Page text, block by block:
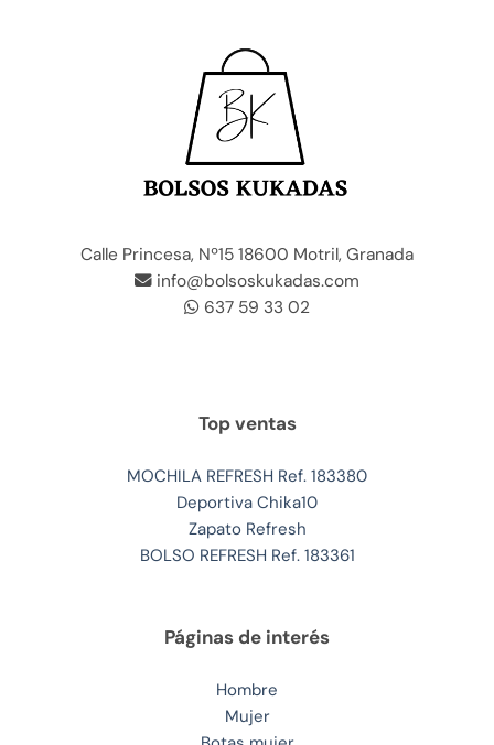
Calle Princesa, Nº15 18600 Motril, Granada
info@bolsoskukadas.com
637 59 33 02
Top ventas
MOCHILA REFRESH Ref. 183380
Deportiva Chika10
Zapato Refresh
BOLSO REFRESH Ref. 183361
Páginas de interés
Hombre
Mujer